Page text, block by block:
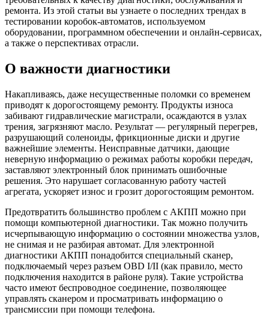
ремонта. Из этой статьи вы узнаете о последних трендах в
тестировании коробок-автоматов, используемом
оборудовании, программном обеспечении и онлайн-сервисах,
а также о перспективах отрасли.
О важности диагностики
Накапливаясь, даже несущественные поломки со временем
приводят к дорогостоящему ремонту. Продукты износа
забивают гидравлические магистрали, осаждаются в узлах
трения, загрязняют масло. Результат — регулярный перегрев,
разрушающий соленоиды, фрикционные диски и другие
важнейшие элементы. Неисправные датчики, дающие
неверную информацию о режимах работы коробки передач,
заставляют электронный блок принимать ошибочные
решения. Это нарушает согласованную работу частей
агрегата, ускоряет износ и грозит дорогостоящим ремонтом.
Предотвратить большинство проблем с АКПП можно при
помощи компьютерной диагностики. Так можно получить
исчерпывающую информацию о состоянии множества узлов,
не снимая и не разбирая автомат. Для электронной
диагностики АКПП понадобится специальный сканер,
подключаемый через разъем OBD I/II (как правило, место
подключения находится в районе руля). Такие устройства
часто имеют беспроводное соединение, позволяющее
управлять сканером и просматривать информацию о
трансмиссии при помощи телефона.